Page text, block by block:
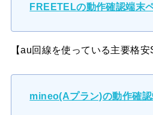
FREETELの動作確認端末
【au回線を使っている主要格安
mineo(Aプラン)の動作確